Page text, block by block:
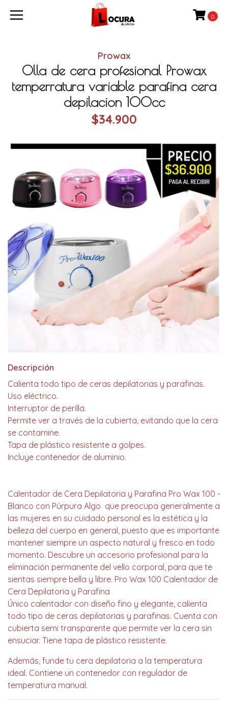
0
Prowax
Olla de cera profesional Prowax
temperratura variable parafina cera
depilacion 100cc
$34.900
Descripción
Calienta todo tipo de ceras depilatorias y parafinas.
Uso eléctrico.
Interruptor de perilla.
Permite ver a través de la cubierta, evitando que la cera
se contamine.
Tapa de plástico resistente a golpes.
Incluye contenedor de aluminio.
Calentador de Cera Depilatoria y Parafina Pro Wax 100 -
Blanco con Púrpura Algo que preocupa generalmente a
las mujeres en su cuidado personal es la estética y la
belleza del cuerpo en general, puesto que es importante
mantener siempre un aspecto natural y fresco en todo
momento. Descubre un accesorio profesional para la
eliminación permanente del vello corporal, para que te
sientas siempre bella y libre. Pro Wax 100 Calentador de
Cera Depilatoria y Parafina
Único calentador con diseño fino y elegante, calienta
todo tipo de ceras depilatorias y parafinas. Cuenta con
cubierta semi transparente que permite ver la cera sin
ensuciar. Tiene tapa de plástico resistente.
Además, funde tu cera depilatoria a la temperatura
ideal. Contiene un contenedor con regulador de
temperatura manual.